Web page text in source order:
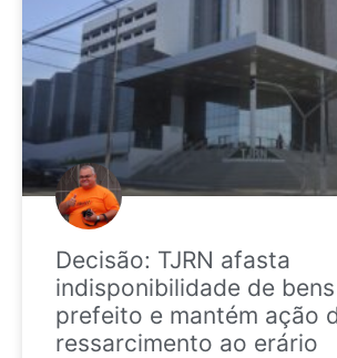
Decisão: TJRN afasta
indisponibilidade de
prefeito e mantém ação
ressarcimento ao erário